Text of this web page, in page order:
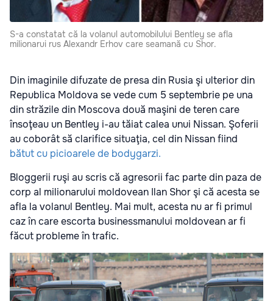
S-a constatat că la volanul automobilului Bentley se afla
milionarui rus Alexandr Erhov care seamană cu Shor.
Din imaginile difuzate de presa din Rusia şi ulterior din
Republica Moldova se vede cum 5 septembrie pe una
din străzile din Moscova două maşini de teren care
însoţeau un Bentley i-au tăiat calea unui Nissan. Şoferii
au coborât să clarifice situaţia, cel din Nissan fiind
bătut cu picioarele de bodygarzi.
Bloggerii ruşi au scris că agresorii fac parte din paza de
corp al milionarului moldovean Ilan Shor şi că acesta se
afla la volanul Bentley. Mai mult, acesta nu ar fi primul
caz în care escorta businessmanului moldovean ar fi
făcut probleme în trafic.